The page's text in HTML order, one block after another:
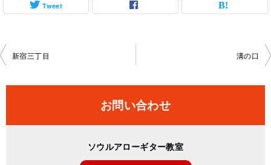
Tweet
投
ビ
新宿三丁目 溝の口
お問い合わせ
ソウルアローギター教室